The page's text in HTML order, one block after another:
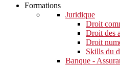
Formations
Juridique
Droit
Droit des
Droit
Skills du
Banque -